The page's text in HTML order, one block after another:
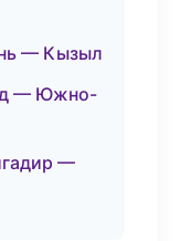
— Кызыл
— Южно-
—